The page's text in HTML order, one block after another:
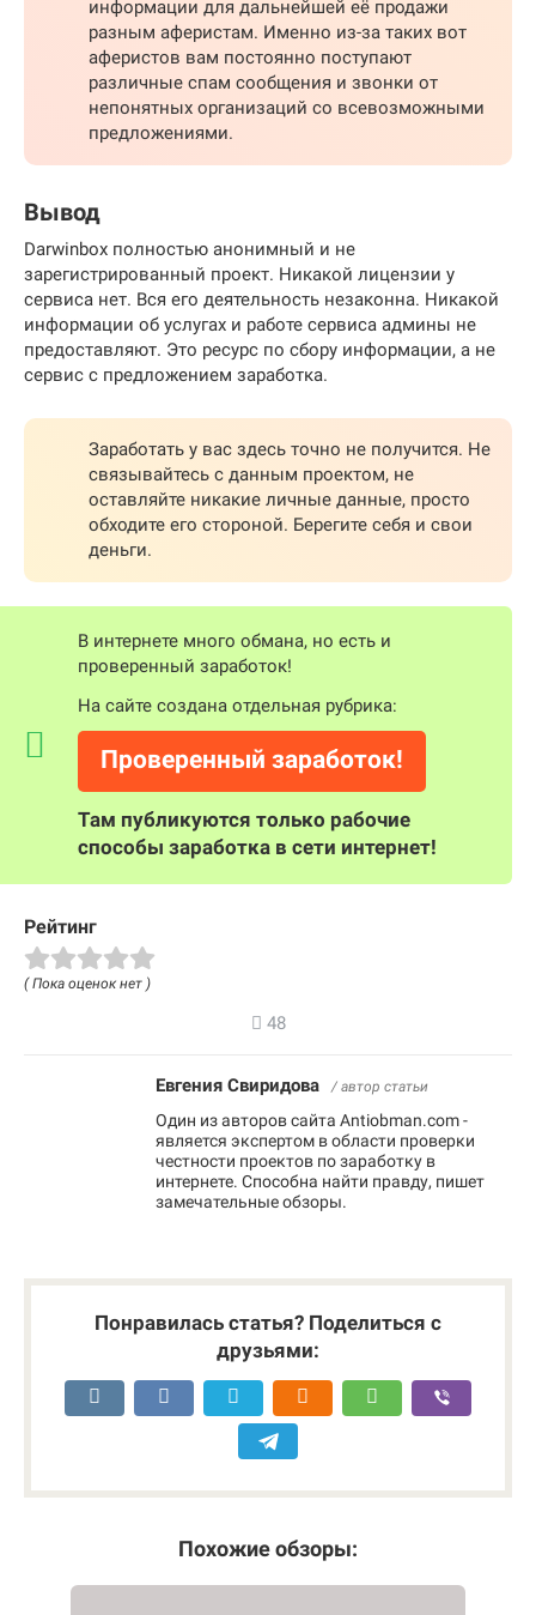
информации для дальнейшей её продажи
разным аферистам. Именно из-за таких вот
аферистов вам постоянно поступают
различные спам сообщения и звонки от
непонятных организаций со всевозможными
предложениями.
Вывод
Darwinbox полностью анонимный и не
зарегистрированный проект. Никакой лицензии у
сервиса нет. Вся его деятельность незаконна. Никакой
информации об услугах и работе сервиса админы не
предоставляют. Это ресурс по сбору информации, а не
сервис с предложением заработка.
Заработать у вас здесь точно не получится. Не
связывайтесь с данным проектом, не
оставляйте никакие личные данные, просто
обходите его стороной. Берегите себя и свои
деньги.
В интернете много обмана, но есть и
проверенный заработок!
На сайте создана отдельная рубрика:
Проверенный заработок!
Там публикуются только рабочие
способы заработка в сети интернет!
Рейтинг
( Пока оценок нет )
48
Евгения Свиридова / автор статьи
Один из авторов сайта Antiobman.com -
является экспертом в области проверки
честности проектов по заработку в
интернете. Способна найти правду, пишет
замечательные обзоры.
Понравилась статья? Поделиться с
друзьями:
Похожие обзоры: